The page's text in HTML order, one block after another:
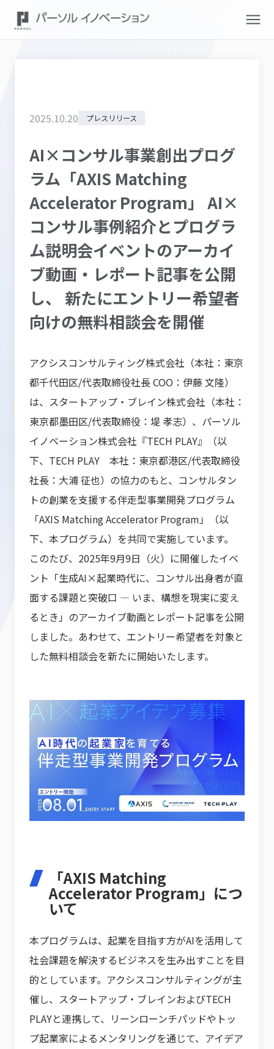
2025.10.20 プレスリリース
AI×コンサル事業創出プログ
ラム「AXIS Matching
Accelerator Program」 AI×
コンサル事例紹介とプログラ
ム説明会イベントのアーカイ
ブ動画・レポート記事を公開
し、 新たにエントリー希望者
向けの無料相談会を開催
アクシスコンサルティング株式会社（本社：東京
都千代田区/代表取締役社長 COO：伊藤 文隆）
は、スタートアップ・ブレイン株式会社（本社：
東京都墨田区/代表取締役：堤 孝志）、パーソル
イノベーション株式会社『TECH PLAY』（以
下、TECH PLAY 本社：東京都港区/代表取締役
社長：大浦 征也）の協力のもと、コンサルタン
トの創業を支援する伴走型事業開発プログラム
「AXIS Matching Accelerator Program」（以
下、本プログラム）を共同で実施しています。
このたび、2025年9月9日（火）に開催したイベ
ント「生成AI×起業時代に、コンサル出身者が直
面する課題と突破口 ― いま、構想を現実に変え
るとき」のアーカイブ動画とレポート記事を公開
しました。あわせて、エントリー希望者を対象と
した無料相談会を新たに開始いたします。
「AXIS Matching
Accelerator Program」につ
いて
本プログラムは、起業を目指す方がAIを活用して
社会課題を解決するビジネスを生み出すことを目
的としています。アクシスコンサルティングが主
催し、スタートアップ・ブレインおよびTECH
PLAYと連携して、リーンローンチパッドやトッ
プ起業家によるメンタリングを通じて、アイデア